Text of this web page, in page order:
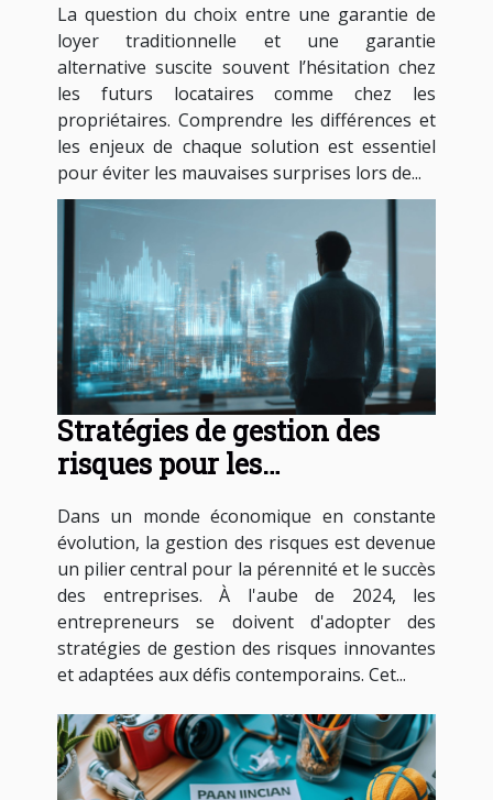
garantie alternative ?
La question du choix entre une garantie de
loyer traditionnelle et une garantie
alternative suscite souvent l’hésitation chez
les futurs locataires comme chez les
propriétaires. Comprendre les différences et
les enjeux de chaque solution est essentiel
pour éviter les mauvaises surprises lors de...
Stratégies de gestion des
risques pour les
Dans un monde économique en constante
évolution, la gestion des risques est devenue
un pilier central pour la pérennité et le succès
des entreprises. À l'aube de 2024, les
entrepreneurs se doivent d'adopter des
stratégies de gestion des risques innovantes
et adaptées aux défis contemporains. Cet...